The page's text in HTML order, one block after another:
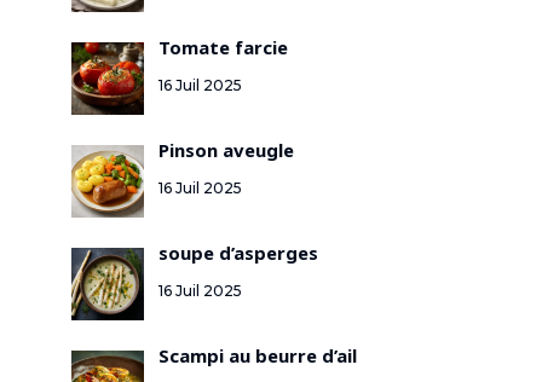
Tomate farcie
16 Juil 2025
Pinson aveugle
16 Juil 2025
soupe d’asperges
16 Juil 2025
Scampi au beurre d’ail